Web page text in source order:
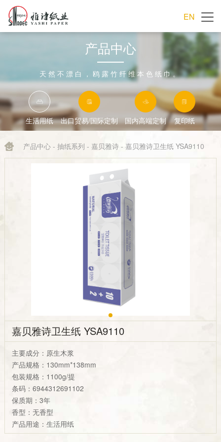
EN
产品中心
天然不漂白，鸥露竹纤维本色纸巾。
生活用纸 出口贸易/国际定制 国内高端定制 复印纸
产品中心- 抽纸系列 - 嘉贝雅诗- 嘉贝雅诗卫生纸 YSA9110
嘉贝雅诗卫生纸 YSA9110
主要成分：原生木浆
产品规格：130mm*138mm
包装规格：1100g/提
条码：6944312691102
保质期：3年
香型：无香型
产品用途：生活用纸